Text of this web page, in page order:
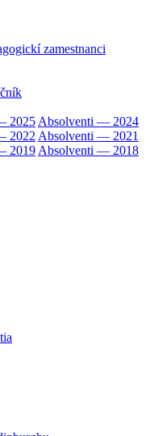
zamestnanci
2025 Absolventi — 2024
2022 Absolventi — 2021
2019 Absolventi — 2018